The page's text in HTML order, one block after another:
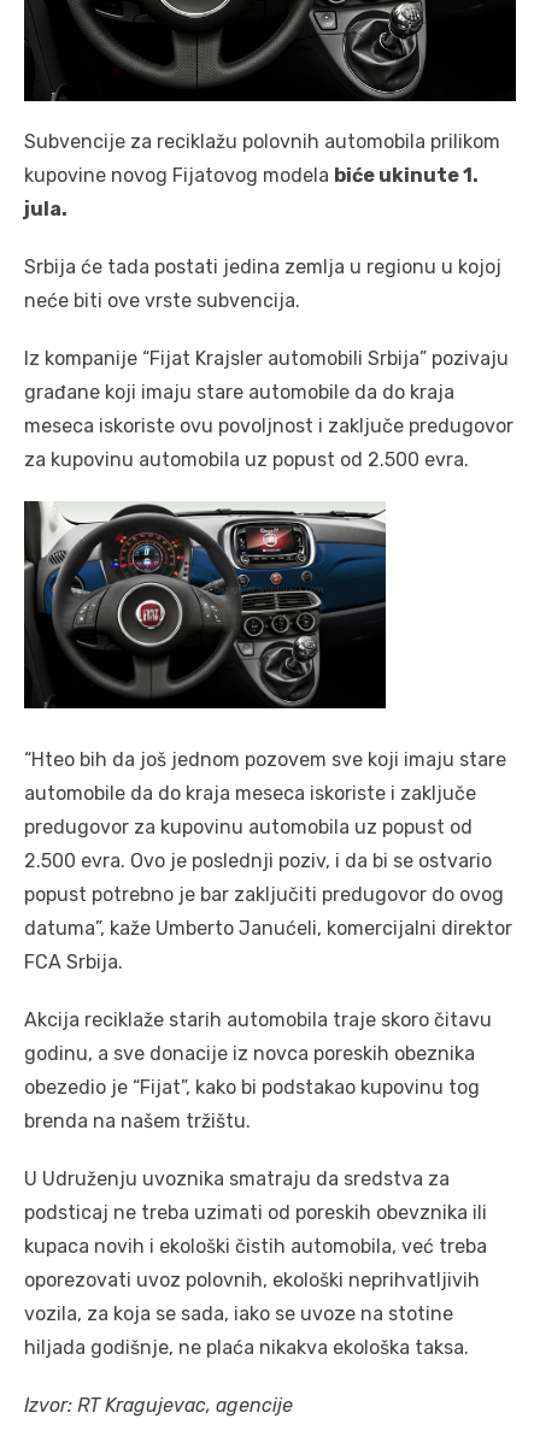
Subvencije za reciklažu polovnih automobila prilikom
kupovine novog Fijatovog modela biće ukinute 1.
jula.
Srbija će tada postati jedina zemlja u regionu u kojoj
neće biti ove vrste subvencija.
Iz kompanije “Fijat Krajsler automobili Srbija” pozivaju
građane koji imaju stare automobile da do kraja
meseca iskoriste ovu povoljnost i zaključe predugovor
za kupovinu automobila uz popust od 2.500 evra.
“Hteo bih da još jednom pozovem sve koji imaju stare
automobile da do kraja meseca iskoriste i zaključe
predugovor za kupovinu automobila uz popust od
2.500 evra. Ovo je poslednji poziv, i da bi se ostvario
popust potrebno je bar zaključiti predugovor do ovog
datuma”, kaže Umberto Janućeli, komercijalni direktor
FCA Srbija.
Akcija reciklaže starih automobila traje skoro čitavu
godinu, a sve donacije iz novca poreskih obeznika
obezedio je “Fijat”, kako bi podstakao kupovinu tog
brenda na našem tržištu.
U Udruženju uvoznika smatraju da sredstva za
podsticaj ne treba uzimati od poreskih obevznika ili
kupaca novih i ekološki čistih automobila, već treba
oporezovati uvoz polovnih, ekološki neprihvatljivih
vozila, za koja se sada, iako se uvoze na stotine
hiljada godišnje, ne plaća nikakva ekološka taksa.
Izvor: RT Kragujevac, agencije